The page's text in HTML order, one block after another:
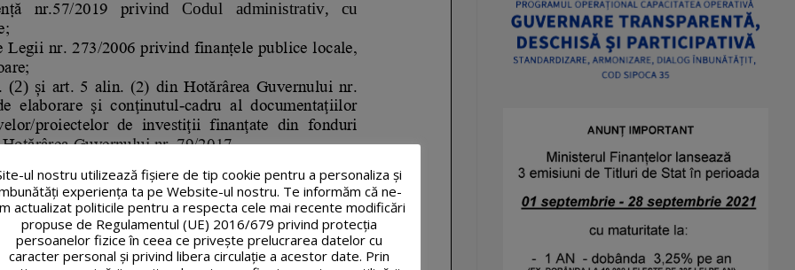
ul nostru utilizează fişiere de tip cookie pentru a personaliza și
experiența ta pe Website-ul nostru. Te informăm că ne-
actualizat politicile pentru a respecta cele mai recente modificări
propuse de Regulamentul (UE) 2016/679 privind protecția
persoanelor fizice în ceea ce privește prelucrarea datelor cu
caracter personal și privind libera circulație a acestor date. Prin